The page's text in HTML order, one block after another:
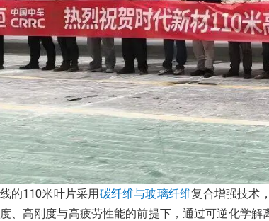
的110米叶片采用碳纤维与玻璃纤维复合增强技术
、高刚度与高疲劳性能的前提下，通过可逆化学